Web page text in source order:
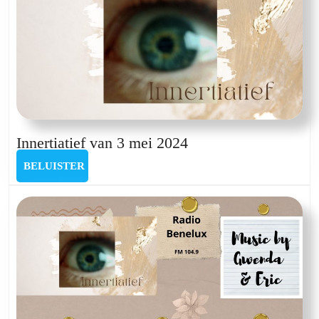
Innertiatief van 3 mei 2024Innertiatief
mei
2024
BELUISTER